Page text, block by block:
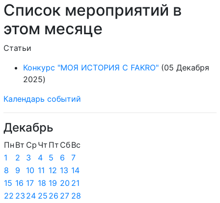
Список мероприятий в
этом месяце
Статьи
Конкурс "МОЯ ИСТОРИЯ С FAKRO" (05 Декабря
2025)
Календарь событий
Декабрь
Пн Вт Ср Чт Пт СбВс
1
2 3 4 5 6
7
8
9 10 11 12 13 14
15 16 17 18 19 20 21
22 23 24 25 26 27 28